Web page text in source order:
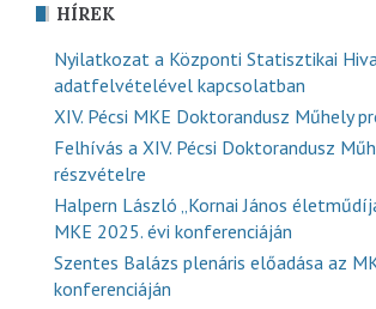
HÍREK
Nyilatkozat a Központi Statisztikai
adatfelvételével kapcsolatban
XIV. Pécsi MKE Doktorandusz Műhely
Felhívás a XIV. Pécsi Doktorandusz
részvételre
Halpern László „Kornai János
MKE 2025. évi konferenciáján
Szentes Balázs plenáris előadása az
konferenciáján